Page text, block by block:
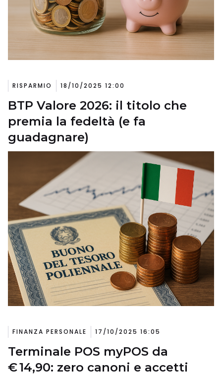
RISPARMIO 18/10/2025 12:00
BTP Valore 2026: il titolo che
premia la fedeltà (e fa
guadagnare)
FINANZA PERSONALE 17/10/2025 16:05
Terminale POS myPOS da
€ 14,90: zero canoni e accetti